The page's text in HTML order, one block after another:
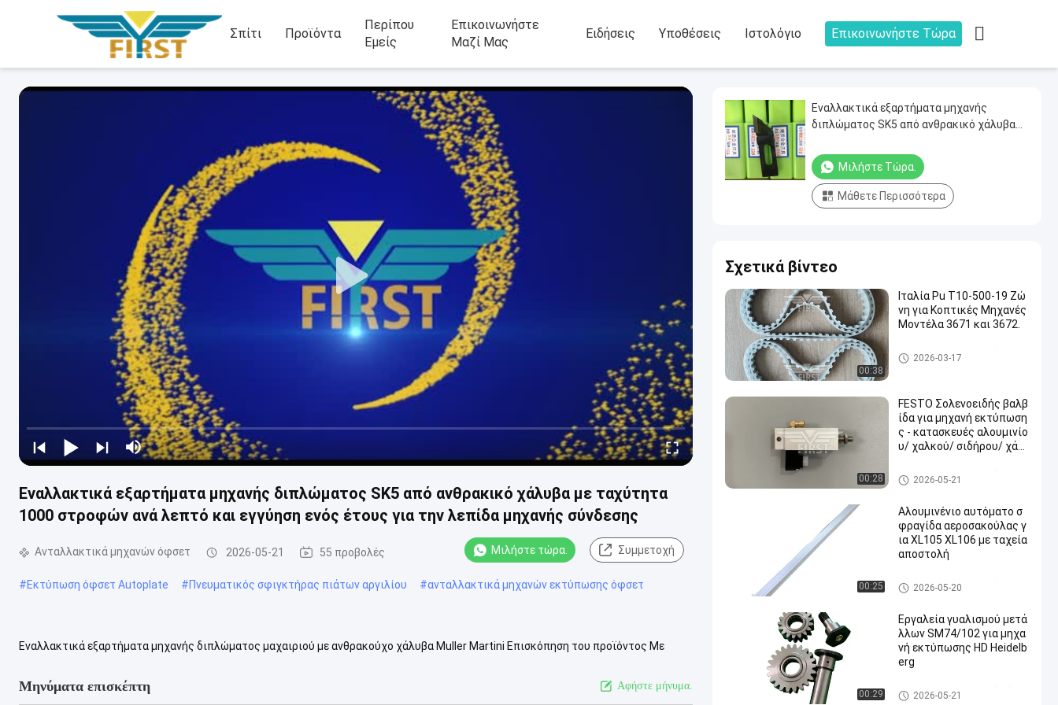
Σπίτι Προϊόντα
Περίπου
Εμείς
Επικοινωνήστε
Μαζί Μας
Ειδήσεις Υποθέσεις Ιστολόγιο Επικοινωνήστε Τώρα 
Εναλλακτικά εξαρτήματα μηχανής διπλώματος SK5 από ανθρακικό χάλυβα με ταχύτητα
1000 στροφών ανά λεπτό και εγγύηση ενός έτους για την λεπίδα μηχανής σύνδεσης
Ανταλλακτικά μηχανών όφσετ 2026-05-21 55 προβολές Μιλήστε τώρα. Συμμετοχή
#Εκτύπωση όφσετ Autoplate #Πνευματικός σφιγκτήρας πιάτων αργιλίου #ανταλλακτικά μηχανών εκτύπωσης όφσετ
Εναλλακτικά εξαρτήματα μηχανής διπλώματος μαχαιριού με ανθρακούχο χάλυβα Muller Martini Επισκόπηση του προϊόντος Με
Μηνύματα επισκέπτη Αφήστε μήνυμα.
Εναλλακτικά εξαρτήματα μηχανής
διπλώματος SK5 από ανθρακικό χάλυβα
εγγύηση ενός έτους για την λεπίδα
μηχανής σύνδεσης
Μιλήστε Τώρα.
Μάθετε Περισσότερα
Σχετικά βίντεο
00:38
Ιταλία Pu T10-500-19 Ζώ
νη για Κοπτικές Μηχανές
Μοντέλα 3671 και 3672.
Ανταλλακτικά μηχανών όφσ
ετ
2026-03-17
00:28
FESTO Σολενοειδής βαλβ
ίδα για μηχανή εκτύπωση
ς - κατασκευές αλουμινίο
υ/ χαλκού/ σιδήρου/ χάλ
g και συμβατότητας Heid
elberg
Ανταλλακτικά μηχανών όφσ
ετ
2026-05-21
00:25
Αλουμινένιο αυτόματο σ
φραγίδα αεροσακούλας γ
ια XL105 XL106 με ταχεία
αποστολή
Ανταλλακτικά μηχανών όφσ
ετ
2026-05-20
00:29
Εργαλεία γυαλισμού μετά
λλων SM74/102 για μηχα
νή εκτύπωσης HD Heidelb
erg
Ανταλλακτικά μηχανών όφσ
2026-05-21